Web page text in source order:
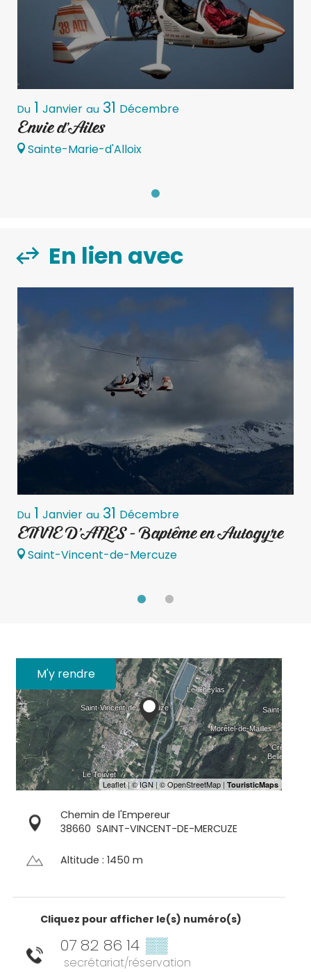
Du 1 Janvier au 31 Décembre
Envie d'Ailes
Sainte-Marie-d'Alloix
En lien avec
Du 1 Janvier au 31 Décembre
ENVIE D'AILES - Baptême en Autogyre
Saint-Vincent-de-Mercuze
M'y rendre
Chemin de l'Empereur
38660 SAINT-VINCENT-DE-MERCUZE
Altitude : 1450 m
Cliquez pour afficher le(s) numéro(s)
07 82 86 14 ▒▒
secrétariat/réservation